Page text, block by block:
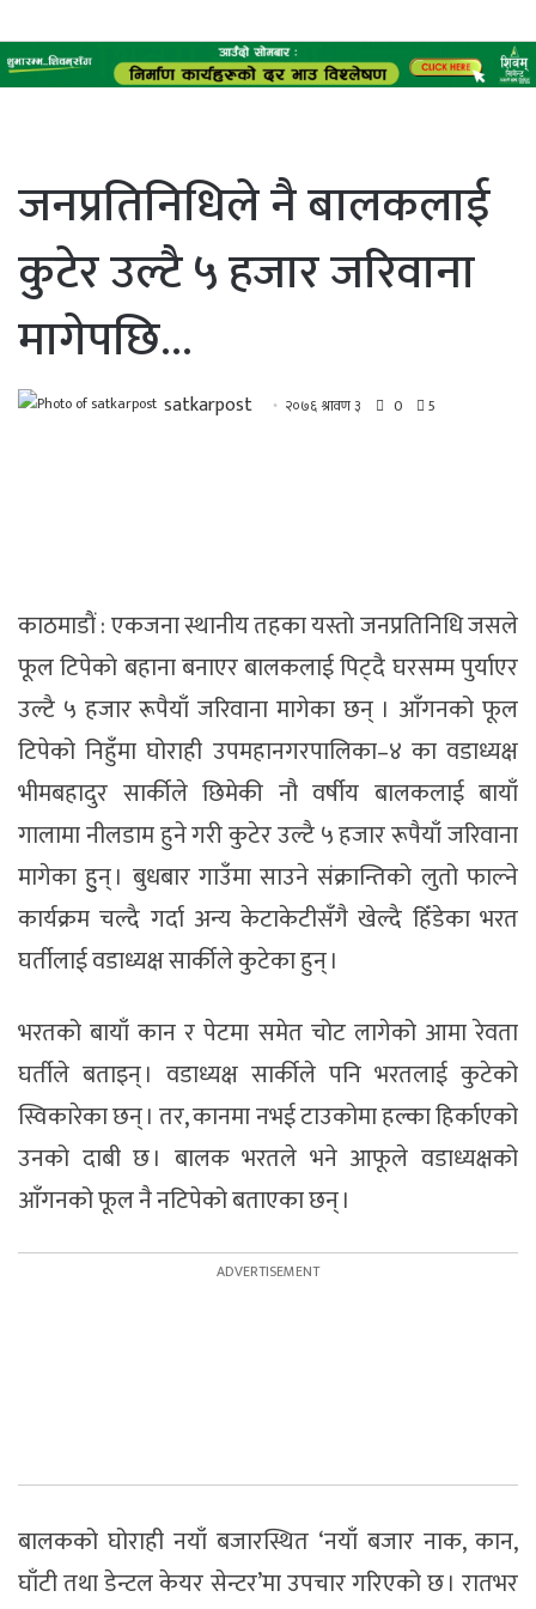
जनप्रतिनिधिले नै बालकलाई
कुटेर उल्टै ५ हजार जरिवाना
मागेपछि…
satkarpost २०७६ श्रावण ३ 0 5
काठमाडाैं : एकजना स्थानीय तहका यस्ताे जनप्रतिनिधि जसले
फूल टिपेकाे बहाना बनाएर बालकलाई पिट्दै घरसम्म पुर्याएर
उल्टै ५ हजार रूपैयाँ जरिवाना मागेका छन् । आँगनको फूल
टिपेको निहुँमा घोराही उपमहानगरपालिका–४ का वडाध्यक्ष
भीमबहादुर सार्कीले छिमेकी नौ वर्षीय बालकलाई बायाँ
गालामा नीलडाम हुने गरी कुटेर उल्टै ५ हजार रूपैयाँ जरिवाना
मागेका हुुन् । बुधबार गाउँमा साउने संक्रान्तिको लुतो फाल्ने
कार्यक्रम चल्दै गर्दा अन्य केटाकेटीसँगै खेल्दै हिँडेका भरत
घर्तीलाई वडाध्यक्ष सार्कीले कुटेका हुन् ।
भरतको बायाँ कान र पेटमा समेत चोट लागेको आमा रेवता
घर्तीले बताइन् । वडाध्यक्ष सार्कीले पनि भरतलाई कुटेको
स्विकारेका छन् । तर, कानमा नभई टाउकोमा हल्का हिर्काएको
उनको दाबी छ । बालक भरतले भने आफूले वडाध्यक्षको
आँगनको फूल नै नटिपेको बताएका छन् ।
बालकको घोराही नयाँ बजारस्थित ‘नयाँ बजार नाक, कान,
घाँटी तथा डेन्टल केयर सेन्टर’मा उपचार गरिएको छ । रातभर